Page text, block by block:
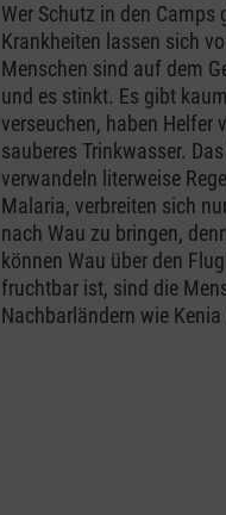
Wer Schutz in den
Krankheiten lassen sich
Menschen sind auf dem
und es stinkt. Es gibt
verseuchen, haben Helfer
sauberes Trinkwasser.
verwandeln literweise
Malaria, verbreiten sich
nach Wau zu bringen,
können Wau über den
fruchtbar ist, sind die
Nachbarländern wie